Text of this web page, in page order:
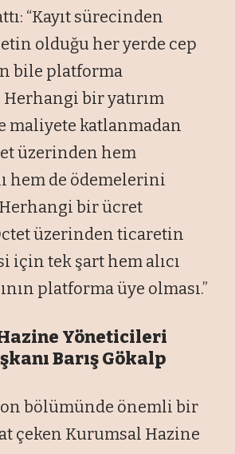
“Kayıt sürecinden
olduğu her yerde cep
bile platforma
bir yatırım
maliyete katlanmadan
üzerinden hem
hem de ödemelerini
bir ücret
üzerinden ticaretin
için tek şart hem alıcı
platforma üye olması.”
Yöneticileri
Barış Gökalp
bölümünde önemli bir
çeken Kurumsal Hazine